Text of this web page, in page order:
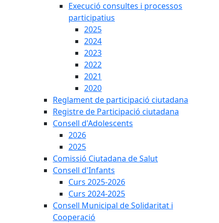
Execució consultes i processos
participatius
2025
2024
2023
2022
2021
2020
Reglament de participació ciutadana
Registre de Participació ciutadana
Consell d'Adolescents
2026
2025
Comissió Ciutadana de Salut
Consell d'Infants
Curs 2025-2026
Curs 2024-2025
Consell Municipal de Solidaritat i
Cooperació